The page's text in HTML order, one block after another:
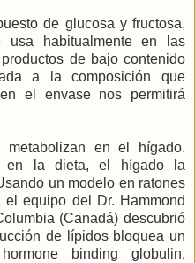
de glucosa y fructosa,
usa habitualmente en las
de bajo contenido
a la composición que
el envase nos permitirá
en el hígado.
en la dieta, el hígado la
un modelo en ratones
equipo del Dr. Hammond
(Canadá) descubrió
de lípidos bloquea un
binding globulin,